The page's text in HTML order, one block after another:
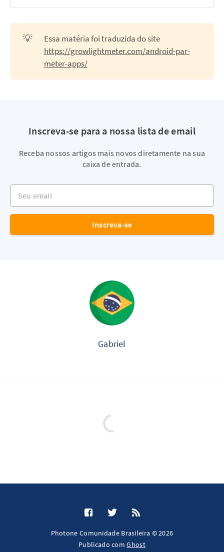
💡
Essa matéria foi traduzida do site
https://growlightmeter.com/android-par-
meter-apps/
Inscreva-se para a nossa lista de email
Receba nossos artigos mais novos diretamente na sua
caixa de entrada.
Seu email
Inscreva-se
Gabriel
Photone Comunidade Brasileira © 2026
Publicado comGhost